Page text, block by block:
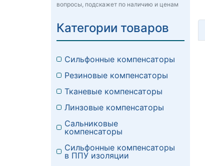
вопросы, подскажет по наличию и ценам
Категории товаров
Сильфонные компенсаторы
Резиновые компенсаторы
Тканевые компенсаторы
Линзовые компенсаторы
Сальниковые
компенсаторы
Сильфонные компенсаторы
в ППУ изоляции